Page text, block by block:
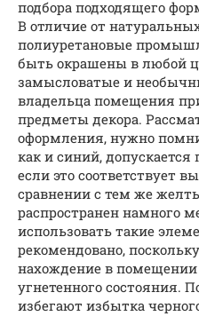
подбора подходящего
В отличие от
полиуретановые
быть окрашены в любой
замысловатые и
владельца помещения
предметы декора.
оформления, нужно
как и синий,
если это соответствует
сравнении с тем же
распространен намного
использовать такие
рекомендовано,
нахождение в
угнетенного состояния.
избегают избытка